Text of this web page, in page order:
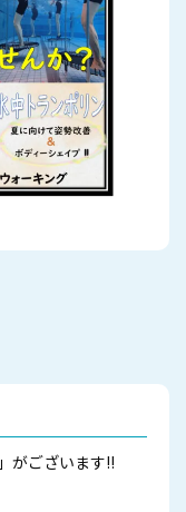
がございます!!